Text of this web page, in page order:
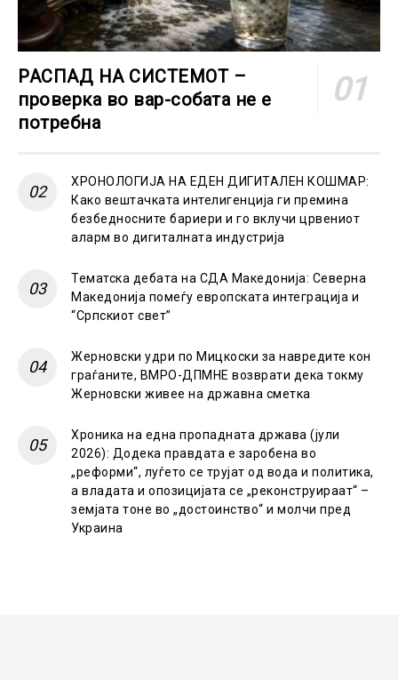
РАСПАД НА СИСТЕМОТ –
проверка во вар-собата не е
потребна
ХРОНОЛОГИЈА НА ЕДЕН ДИГИТАЛЕН КОШМАР:
Како вештачката интелигенција ги премина
безбедносните бариери и го вклучи црвениот
аларм во дигиталната индустрија
Тематска дебата на СДА Македонија: Северна
Македонија помеѓу европската интеграција и
“Српскиот свет”
Жерновски удри по Мицкоски за навредите кон
граѓаните, ВМРО-ДПМНЕ возврати дека токму
Жерновски живее на државна сметка
Хроника на една пропадната држава (јули
2026): Додека правдата е заробена во
„реформи“, луѓето се трујат од вода и политика,
а владата и опозицијата се „реконструираат“ –
земјата тоне во „достоинство“ и молчи пред
Украина